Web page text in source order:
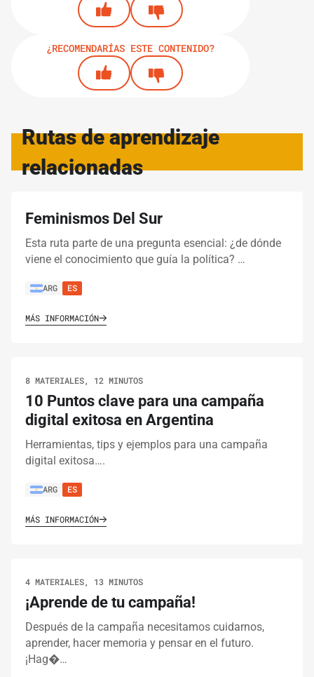
¿RECOMENDARÍAS ESTE CONTENIDO?
Rutas de aprendizaje
relacionadas
Feminismos Del Sur
Esta ruta parte de una pregunta esencial: ¿de dónde
viene el conocimiento que guía la política? …
ARG ES
MÁS INFORMACIÓN
8 MATERIALES, 12 MINUTOS
10 Puntos clave para una campaña
digital exitosa en Argentina
Herramientas, tips y ejemplos para una campaña
digital exitosa….
ARG ES
MÁS INFORMACIÓN
4 MATERIALES, 13 MINUTOS
¡Aprende de tu campaña!
Después de la campaña necesitamos cuidarnos,
aprender, hacer memoria y pensar en el futuro.
¡Hag�…